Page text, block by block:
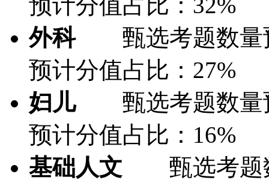
外科甄选考题数量
预计分值占比：27%
妇儿甄选考题数量
预计分值占比：16%
基础人文 甄选考题